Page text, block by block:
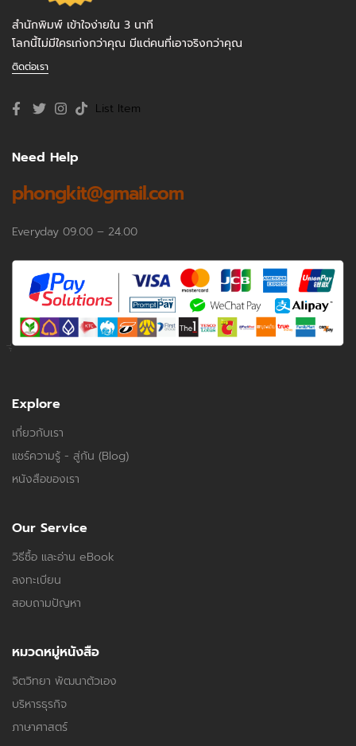
สำนักพิมพ์ เข้าใจง่ายใน 3 นาที
โลกนี้ไม่มีใครเก่งกว่าคุณ มีแต่คนที่เอาจริงกว่าคุณ
ติดต่อเรา
List Item
Need Help
phongkit@gmail.com
Everyday 09.00 – 24.00
Explore
เกี่ยวกับเรา
แชร์ความรู้ - สู่กัน (Blog)
หนังสือของเรา
Our Service
วิธีซื้อ และอ่าน eBook
ลงทะเบียน
สอบถามปัญหา
หมวดหมู่หนังสือ
จิตวิทยา พัฒนาตัวเอง
บริหารธุรกิจ
ภาษาศาสตร์